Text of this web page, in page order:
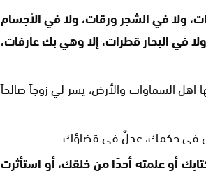
ولا في الشجر ورقات، ولا في الأجسام
في البحار قطرات، إلا وهي بك عارفات،
السماوات والأرض، يسر لي زوجاً صالحاً
في حكمك، عدلٌ في قضاؤك.
أو علمته أحدًا من خلقك، أو استأثرت